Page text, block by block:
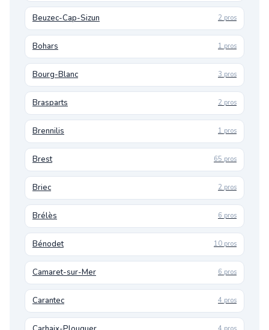
Beuzec-Cap-Sizun 2 pros
Bohars 1 pros
Bourg-Blanc 3 pros
Brasparts 2 pros
Brennilis 1 pros
Brest 65 pros
Briec 2 pros
Brélès 6 pros
Bénodet 10 pros
Camaret-sur-Mer 6 pros
Carantec 4 pros